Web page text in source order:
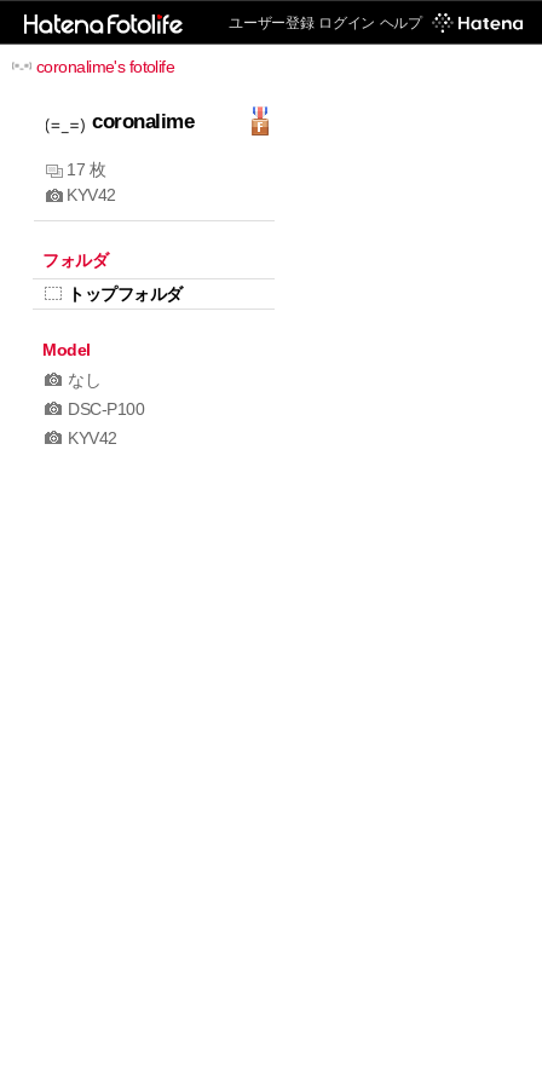
ユーザー登録 ログイン ヘルプ
coronalime's fotolife
coronalime
17 枚
KYV42
フォルダ
トップフォルダ
Model
なし
DSC-P100
KYV42